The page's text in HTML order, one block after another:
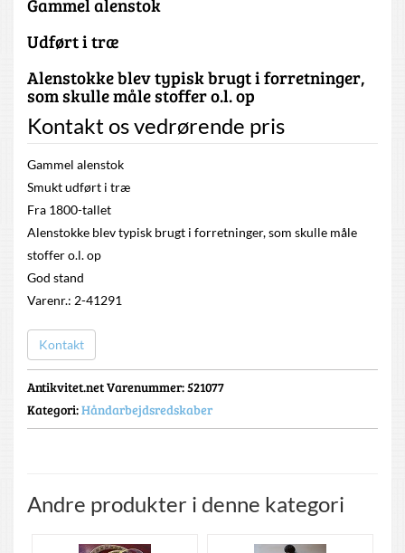
Gammel alenstok
Udført i træ
Alenstokke blev typisk brugt i forretninger,
som skulle måle stoffer o.l. op
Kontakt os vedrørende pris
Gammel alenstok
Smukt udført i træ
Fra 1800-tallet
Alenstokke blev typisk brugt i forretninger, som skulle måle
stoffer o.l. op
God stand
Varenr.: 2-41291
Kontakt
Antikvitet.net Varenummer: 521077
Kategori:Håndarbejdsredskaber
Andre produkter i denne kategori